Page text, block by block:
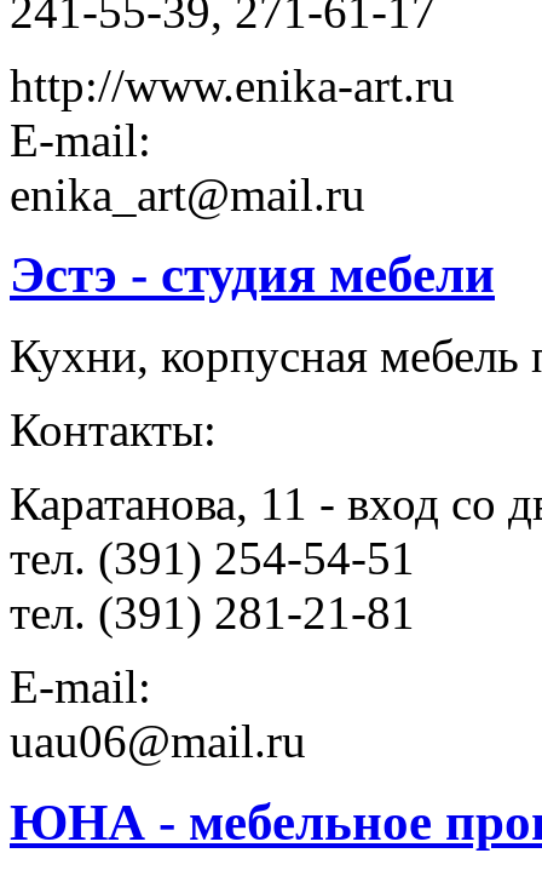
241-55-39, 271-61-17
http://www.enika-art.ru
E-mail:
enika_art@mail.ru
Эстэ - студия мебели
Кухни, корпусная мебель
Контакты:
Каратанова, 11 - вход со
тел. (391) 254-54-51
тел. (391) 281-21-81
E-mail:
uau06@mail.ru
ЮНА - мебельное